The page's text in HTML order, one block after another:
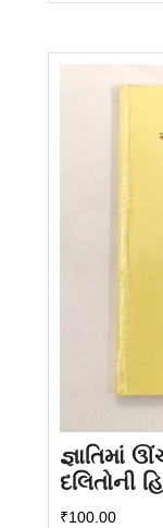
જ્ઞાતિમાં
દલિતોની
₹100.00